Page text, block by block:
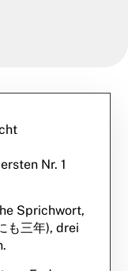
Nr. 1
Sprichwort,
も三年), drei